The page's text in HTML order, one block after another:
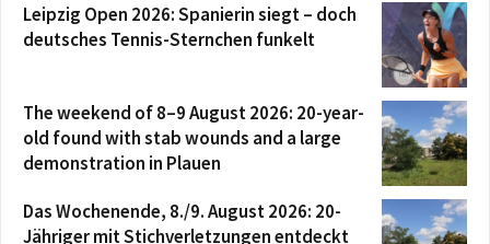
Leipzig Open 2026: Spanierin siegt – doch
deutsches Tennis-Sternchen funkelt
The weekend of 8–9 August 2026: 20-year-
old found with stab wounds and a large
demonstration in Plauen
Das Wochenende, 8./9. August 2026: 20-
Jähriger mit Stichverletzungen entdeckt